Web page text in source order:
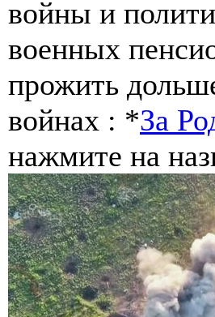
войны и
военных
прожить
войнах : *За
нажмите на